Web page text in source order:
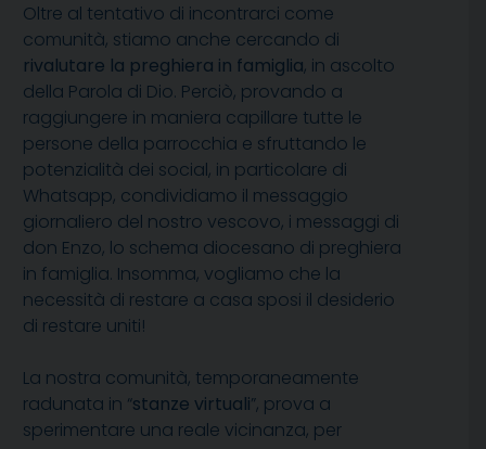
Oltre al tentativo di incontrarci come
comunità, stiamo anche cercando di
rivalutare la preghiera in famiglia, in ascolto
della Parola di Dio. Perciò, provando a
raggiungere in maniera capillare tutte le
persone della parrocchia e sfruttando le
potenzialità dei social, in particolare di
Whatsapp, condividiamo il messaggio
giornaliero del nostro vescovo, i messaggi di
don Enzo, lo schema diocesano di preghiera
in famiglia. Insomma, vogliamo che la
necessità di restare a casa sposi il desiderio
di restare uniti!
La nostra comunità, temporaneamente
radunata in “stanze virtuali”, prova a
sperimentare una reale vicinanza, per